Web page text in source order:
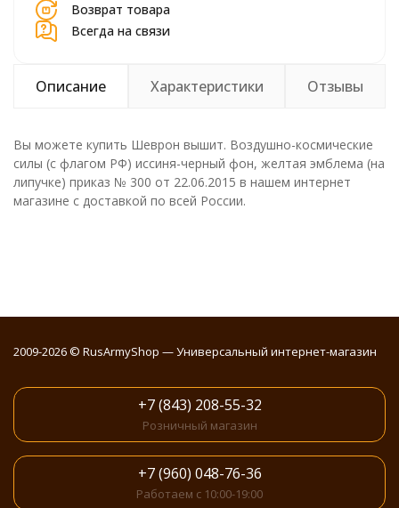
Возврат товара
Всегда на связи
Описание Характеристики Отзывы
Вы можете купить Шеврон вышит. Воздушно-космические
силы (с флагом РФ) иссиня-черный фон, желтая эмблема (на
липучке) приказ № 300 от 22.06.2015 в нашем интернет
магазине с доставкой по всей России.
2009-2026 © RusArmyShop — Универсальный интернет-магазин
+7 (843) 208-55-32
Розничный магазин
+7 (960) 048-76-36
Работаем с 10:00-19:00